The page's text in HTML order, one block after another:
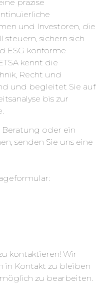
präzise
und Investoren, die
steuern, sichern sich
ESG-konforme
kennt die
Recht und
und begleitet Sie auf
bis zur
Beratung oder ein
senden Sie uns eine
kontaktieren! Wir
in Kontakt zu bleiben
zu bearbeiten.